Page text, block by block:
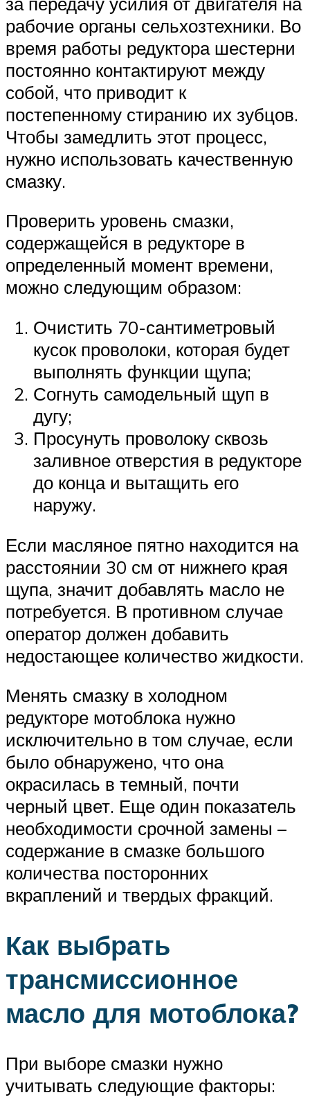
рабочие органы сельхозтехники. Во
время работы редуктора шестерни
постоянно контактируют между
собой, что приводит к
постепенному стиранию их зубцов.
Чтобы замедлить этот процесс,
нужно использовать качественную
смазку.
Проверить уровень смазки,
содержащейся в редукторе в
определенный момент времени,
можно следующим образом:
Очистить 70-сантиметровый
кусок проволоки, которая будет
выполнять функции щупа;
Согнуть самодельный щуп в
дугу;
Просунуть проволоку сквозь
заливное отверстия в редукторе
до конца и вытащить его
наружу.
Если масляное пятно находится на
расстоянии 30 см от нижнего края
щупа, значит добавлять масло не
потребуется. В противном случае
оператор должен добавить
недостающее количество жидкости.
Менять смазку в холодном
редукторе мотоблока нужно
исключительно в том случае, если
было обнаружено, что она
окрасилась в темный, почти
черный цвет. Еще один показатель
необходимости срочной замены –
содержание в смазке большого
количества посторонних
вкраплений и твердых фракций.
Как выбрать
трансмиссионное
масло для мотоблока?
При выборе смазки нужно
учитывать следующие факторы: